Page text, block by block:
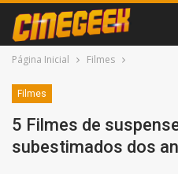
Página Inicial Filmes
Filmes
5 Filmes de
subestimados dos